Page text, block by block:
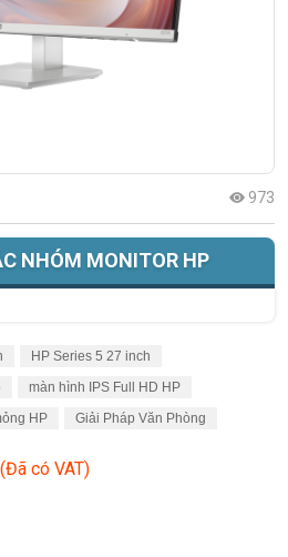
973
NHÓM MONITOR HP
HP Series 5 27 inch
màn hình IPS Full HD HP
HP Giải Pháp Văn Phòng
(Đã có VAT)